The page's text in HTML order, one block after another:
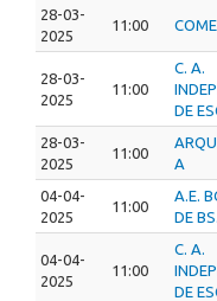
28-03-
2025
11:00
28-03-
2025
11:00
C. A.
DE
28-03-
2025
11:00
A
04-04-
2025
11:00
A.E.
DE
04-04-
2025
11:00
C. A.
DE